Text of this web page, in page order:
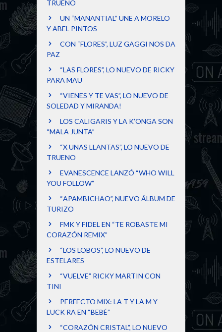
TRUENO
UN “MANANTIAL” UNE A MORELO
Y ABEL PINTOS
CON “FLORES”, LUZ GAGGI NOS DA
PAZ
“LAS FLORES”, LO NUEVO DE RICKY
PARA MAU
“VIENES Y TE VAS”, LO NUEVO DE
SOLEDAD Y MIRANDA!
LOS CALIGARIS Y LA K’ONGA SON
“MALA JUNTA”
“X UNAS LLANTAS”, LO NUEVO DE
TRUENO
EVANESCENCE LANZÓ “WHO WILL
YOU FOLLOW”
“APAMBICHAO”, NUEVO ÁLBUM DE
TURIZO
FMK Y FIDEL EN “TE ROBASTE MI
CORAZÓN REMIX”
“LOS LOBOS”, LO NUEVO DE
ESTELARES
“VUELVE” RICKY MARTIN CON
TINI
PERFECTO MIX: LA T Y LA M Y
LUCK RA EN “BEBÉ”
“CORAZÓN CRISTAL”, LO NUEVO